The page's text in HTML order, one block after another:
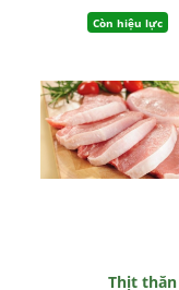
Còn hiệu lực
Thịt thăn